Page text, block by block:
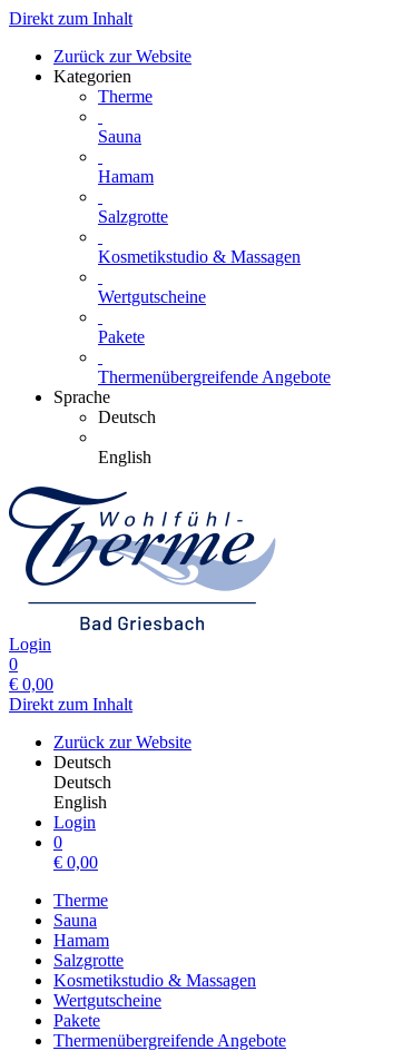
Direkt zum Inhalt
Zurück zur Website
Kategorien
Therme
Sauna
Hamam
Salzgrotte
Kosmetikstudio & Massagen
Wertgutscheine
Pakete
Thermenübergreifende Angebote
Sprache
Deutsch
English
Login
0
€ 0,00
Direkt zum Inhalt
Zurück zur Website
Deutsch
Deutsch
English
Login
0
€ 0,00
Therme
Sauna
Hamam
Salzgrotte
Kosmetikstudio & Massagen
Wertgutscheine
Pakete
Thermenübergreifende Angebote